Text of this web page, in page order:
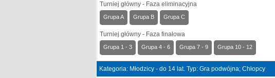
Turniej główny - Faza eliminacyjna
Grupa A Grupa B Grupa C
Turniej główny - Faza finałowa
Grupa 1 - 3 Grupa 4 - 6 Grupa 7 - 9 Grupa 10 - 12
Kategoria: Młodzicy - do 14 lat. Typ: Gra podwójna; Chłopcy